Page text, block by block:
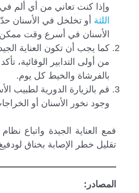
وإذا كنت تعاني من أي ألم في
اللثة أو تخلخل في الأسنان
الأسنان في أسرع وقت
كما يجب أن تكون العناية
من أولى التدابير الوقائية،
بالفرشاة والخيط كل يوم.
قم بالزيارة الدورية لطبيب
وجود نخور الأسنان أو
فمع العناية الجيدة واتباع
تقليل خطر الإصابة بخناق
المصادر: